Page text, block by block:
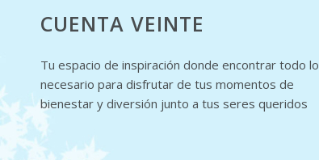
CUENTA VEINTE
Tu espacio de inspiración donde encontrar todo lo
necesario para disfrutar de tus momentos de
bienestar y diversión junto a tus seres queridos